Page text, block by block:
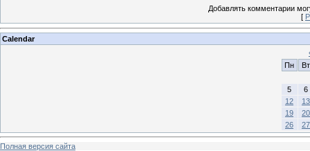
Добавлять комментарии
[
Calendar
Пн
Вт
5
6
12
13
19
20
26
27
Полная версия сайта